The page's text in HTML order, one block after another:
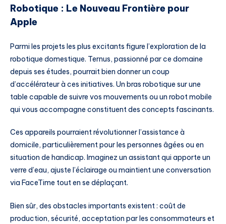
Robotique : Le Nouveau Frontière pour
Apple
Parmi les projets les plus excitants figure l’exploration de la
robotique domestique. Ternus, passionné par ce domaine
depuis ses études, pourrait bien donner un coup
d’accélérateur à ces initiatives. Un bras robotique sur une
table capable de suivre vos mouvements ou un robot mobile
qui vous accompagne constituent des concepts fascinants.
Ces appareils pourraient révolutionner l’assistance à
domicile, particulièrement pour les personnes âgées ou en
situation de handicap. Imaginez un assistant qui apporte un
verre d’eau, ajuste l’éclairage ou maintient une conversation
via FaceTime tout en se déplaçant.
Bien sûr, des obstacles importants existent : coût de
production, sécurité, acceptation par les consommateurs et